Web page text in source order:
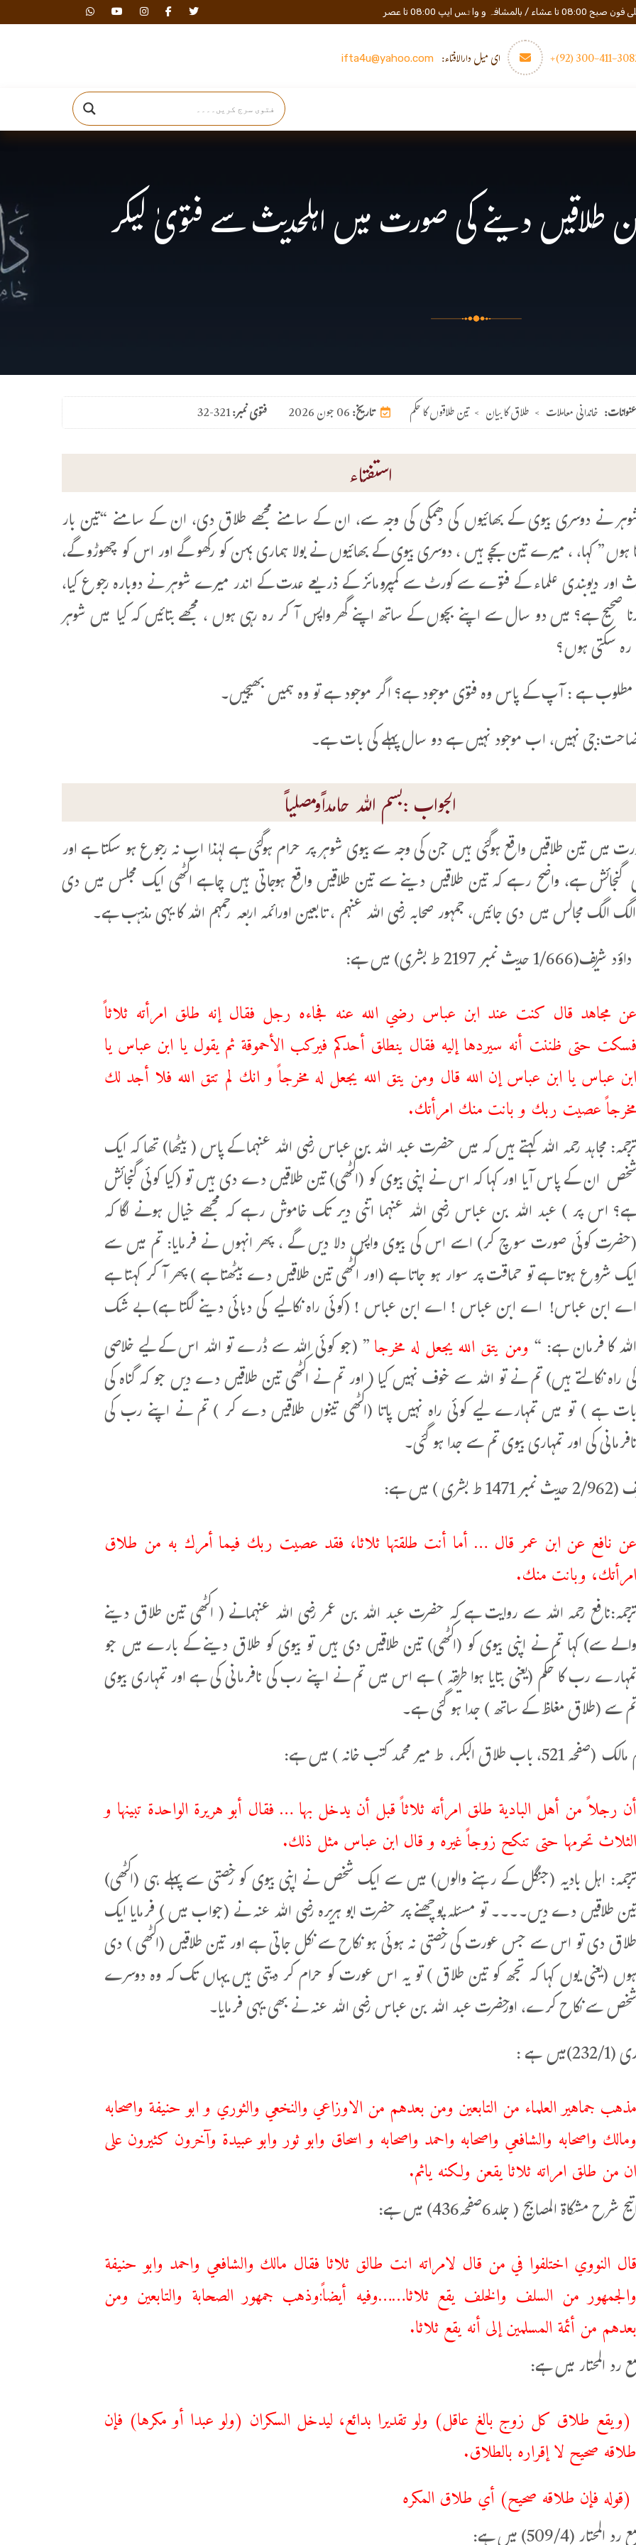
و واٹس ایپ 08:00 تا عصر
3082-411- ای میل دارالافتاء: ifta4u@yahoo.com
طلاقیں دینے کی صورت میں اہلحدیث سے فتویٰ لیکر
فتوی نمبر:32-321 تاریخ:06 جون 2026 عنوانات: خاندانی معاملات > طلاق کا بیان > تین طلاقوں کا حکم
استفتاء
نے دوسری بیوی کے بھائیوں کی دھمکی کی وجہ سے، ان کے سامنے مجھے طلاق دی، ان کے سامنے “تین بار
ہوں” کہا، ، میرے تین بچے ہیں ، دوسری بیوی کے بھائیوں نے بولا ہماری بہن کو رکھو گے اور اس کو چھوڑو گے،
اور دیوبندی علماء کے فتوے سے کورٹ سے کمپرومائز کے ذریعے عدت کے اندر میرے شوہر نے دوبارہ رجوع کیا،
صحیح ہے؟ میں دو سال سے اپنے بچوں کے ساتھ اپنے گھر واپس آکر رہ رہی ہوں ، مجھے بتائیں کہ کیا میں شوہر
سکتی ہوں؟
ہے : آپ کے پاس وہ فتوی موجود ہے؟ اگر موجود ہے تو وہ ہمیں بھیجیں۔
نہیں، اب موجود نہیں ہے دو سال پہلے کی بات ہے۔
الجواب :بسم اللہ حامداًومصلیاً
میں تین طلاقیں واقع ہوگئی ہیں جن کی وجہ سے بیوی شوہر پر حرام ہوگئی ہے لہٰذا اب نہ رجوع ہو سکتا ہے اور
گنجائش ہے، واضح رہے کہ تین طلاقیں دینے سے تین طلاقیں واقع ہوجاتی ہیں چاہے اکٹھی ایک مجلس میں دی
الگ مجالس میں دی جائیں، جمہور صحابہ رضی اللہ عنہم ، تابعین اورائمہ اربعہ رحمہم اللہ کا یہی مذہب ہے۔
نمبر 2197 ط بشری) میں ہے:
عن مجاهد قال كنت عند ابن عباس رضي الله عنه فجاءه رجل فقال إنه طلق امرأته ثلاثاً
فسكت حتى ظننت أنه سيردها إليه فقال ينطلق أحدكم فيركب الأحموقة ثم يقول يا ابن عباس یا
ابن عباس يا ابن عباس إن الله قال ومن يتق الله يجعل له مخرجاً و انك لم تتق الله فلا أجد لك
مخرجاً عصيت ربك و بانت منك امرأتك.
ترجمہ: مجاہد رحمہ اللہ کہتے ہیں کہ میں حضرت عبد اللہ بن عباس رضی اللہ عنہما کے پاس ( بیٹھا) تھا کہ ایک
شخص ان کے پاس آیا اور کہا کہ اس نے اپنی بیوی کو (اکٹھی) تین طلاقیں دے دی ہیں تو (کیا کوئی گنجائش
ہے؟ اس پر ) عبد اللہ بن عباس رضی اللہ عنہما اتنی دیر تک خاموش رہے کہ مجھے خیال ہونے لگا کہ
(حضرت کوئی صورت سوچ کر) اسے اس کی بیوی واپس دلا دیں گے ، پھر انہوں نے فرمایا: تم میں سے
ایک شروع ہوتا ہے تو حماقت پر سوار ہو جاتا ہے (اور اکٹھی تین طلاقیں دے بیٹھتا ہے ) پھر آکر کہتا ہے
اے ابن عباس! اے ابن عباس ! اے ابن عباس ! (کوئی راہ نکالیے کی دہائی دینے لگتا ہے) بے شک
اللہ کا فرمان ہے: “ومن یتق الله يجعل له مخرجا” (جو کوئی اللہ سے ڈرے تو اللہ اس کے لیے خلاصی
کی راہ نکالتے ہیں) تم نے تو اللہ سے خوف نہیں کیا ( اور تم نے اکٹھی تین طلاقیں دے دیں جو کہ گناہ کی
بات ہے ) تو میں تمہارے لیے کوئی راہ نہیں پاتا (اکٹھی تینوں طلاقیں دے کر ) تم نے اپنے رب کی
نافرمانی کی اور تمہاری بیوی تم سے جدا ہو گئی۔
) میں ہے:
عن نافع عن ابن عمر قال … أما أنت ‌طلقتها ‌ثلاثا، فقد عصيت ربك فيما أمرك به من طلاق
امرأتك، وبانت منك.
ترجمہ:نافع رحمہ اللہ سے روایت ہے کہ حضرت عبد اللہ بن عمر رضی اللہ عنہمانے ( اکٹھی تین طلاق دینے
والے سے) کہا تم نے اپنی بیوی کو (اکٹھی) تین طلاقیں دی ہیں تو بیوی کو طلاق دینے کے بارے میں جو
تمہارے رب کا حکم (یعنی بتایا ہوا طریقہ ) ہے اس میں تم نے اپنے رب کی نافرمانی کی ہے اور تمہاری بیوی
تم سے (طلاق مغلظ کے ساتھ ) جدا ہو گئی ہے۔
البکر، ط میر محمد کتب خانہ ) میں ہے:
أن رجلاً من أهل البادية طلق امرأته ثلاثاً قبل أن يدخل بها … فقال أبو هريرة الواحدة تبينها و
الثلاث تحرمها حتى تنكح زوجاً غيره و قال ابن عباس مثل ذلك.
ترجمہ: اہل بادیہ (جنگل کے رہنے والوں) میں سے ایک شخص نے اپنی بیوی کو رخصتی سے پہلے ہی (اکٹھی)
تین طلاقیں دے دیں۔۔۔۔ تو مسئلہ پوچھنے پر حضرت ابو ہریرہ رضی اللہ عنہ نے (جواب میں ) فرمایا ایک
طلاق دی تو اس سے جس عورت کی رخصتی نہ ہوئی ہو نکاح سے نکل جاتی ہے اور تین طلاقیں (اکٹھی ) دی
ہوں (یعنی یوں کہا کہ تجھ کو تین طلاق ) تو یہ اس عورت کو حرام کر دیتی ہیں یہاں تک کہ وہ دوسرے
شخص سے نکاح کرے، اورحضرت عبد اللہ بن عباس رضی اللہ عنہ نے بھی یہی فرمایا۔
ہے :
مذهب جماهير العلماء من التابعين ومن بعدهم من الاوزاعي والنخعي والثوري و ابو حنيفة واصحابه
ومالك واصحابه والشافعي واصحابه واحمد واصحابه و اسحاق وابو ثور وابو عبيدة وآخرون كثيرون على
ان من طلق امراته ثلاثا يقعن ولكنه ياثم.
مشكاۃ المصابيح ( جلد6صفحہ436) میں ہے:
قال النووي اختلفوا في من قال لامراته انت طالق ثلاثا فقال مالك والشافعي واحمد وابو حنيفة
والجمهور من السلف والخلف يقع ثلاثا……وفيه أيضاً:وذهب جمهور الصحابة والتابعين ومن
بعدهم من أئمة المسلمين إلى أنه يقع ثلاثا.
رد المحتار میں ہے:
(ويقع طلاق كل زوج بالغ عاقل) ولو تقديرا بدائع، ليدخل السكران (ولو عبدا أو مكرها) فإن
طلاقه صحيح لا إقراره بالطلاق.
(قوله فإن طلاقه صحيح) أي طلاق المكره